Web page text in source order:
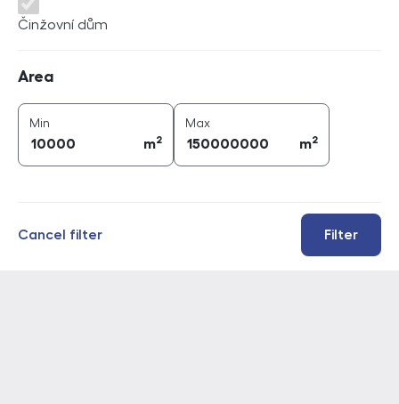
Činžovní dům
Area
Min
m2
Maxarea (
m2
Filter
Cancel filter